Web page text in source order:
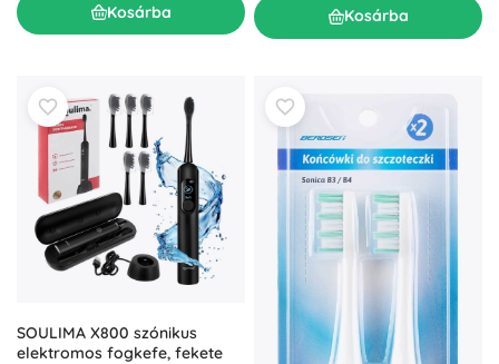
Kosárba Kosárba
SOULIMA X800 szónikus
elektromos fogkefe, fekete